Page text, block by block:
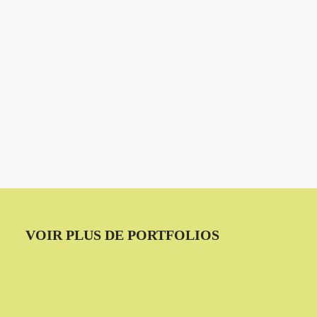
VOIR PLUS DE PORTFOLIOS